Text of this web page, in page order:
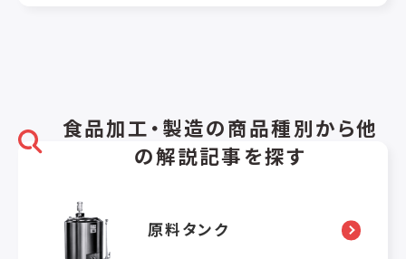
食品加工・製造の商品種別から他
の解説記事を探す
原料タンク